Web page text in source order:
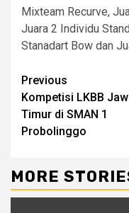
Mixteam Recurve,
Juara 2 Individu
Stanadart Bow dan
Continue
Reading
Previous
Kompetisi LKBB
Timur di SMAN 1
Probolinggo
MORE